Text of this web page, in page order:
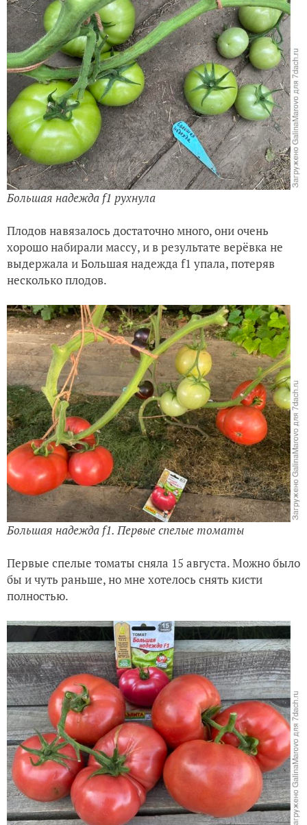
Большая надежда f1 рухнула
Плодов навязалось достаточно много, они очень
хорошо набирали массу, и в результате верёвка не
выдержала и Большая надежда f1 упала, потеряв
несколько плодов.
Большая надежда f1. Первые спелые томаты
Первые спелые томаты сняла 15 августа. Можно было
бы и чуть раньше, но мне хотелось снять кисти
полностью.